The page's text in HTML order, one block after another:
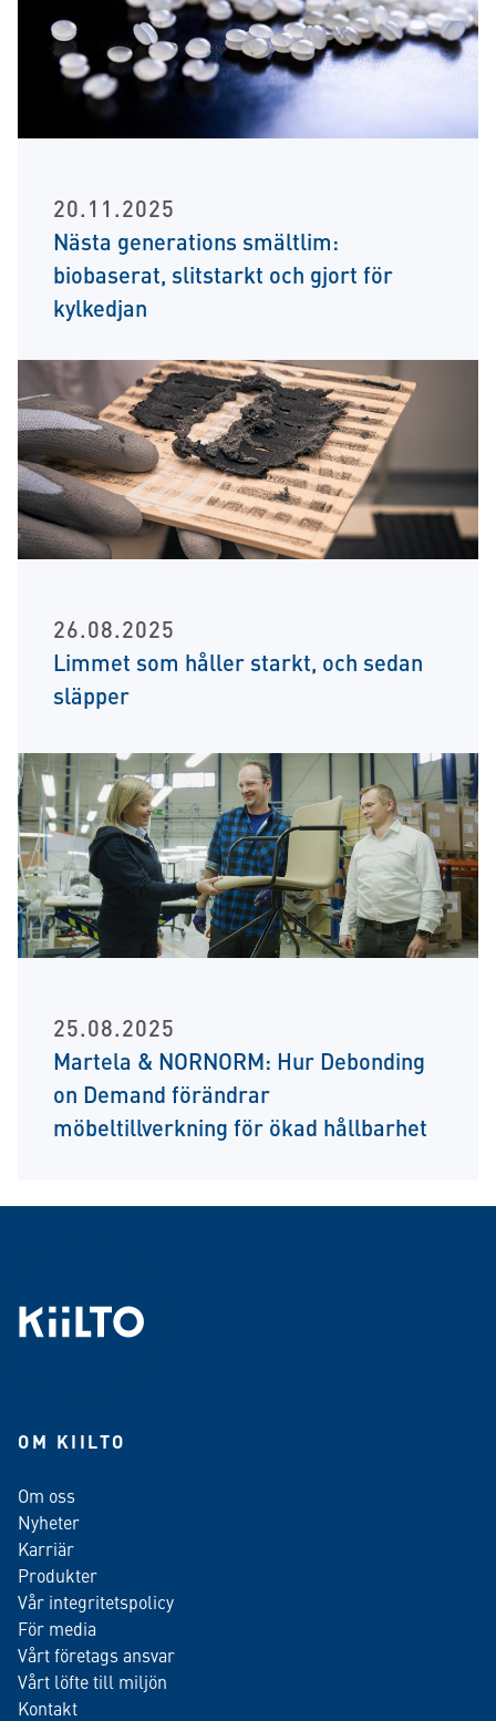
20.11.2025
Nästa generations smältlim:
biobaserat, slitstarkt och gjort för
kylkedjan
26.08.2025
Limmet som håller starkt, och sedan
släpper
25.08.2025
Martela & NORNORM: Hur Debonding
on Demand förändrar
möbeltillverkning för ökad hållbarhet
OM KIILTO
Om oss
Nyheter
Karriär
Produkter
Vår integritetspolicy
För media
Vårt företags ansvar
Vårt löfte till miljön
Kontakt